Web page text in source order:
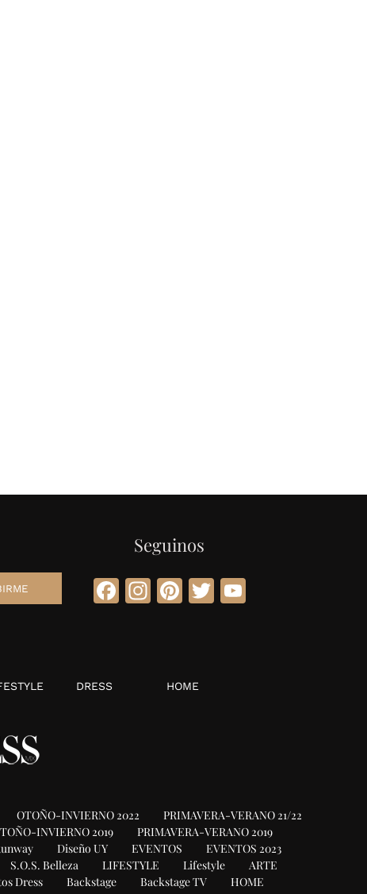
Seguinos
Facebook
Instagram
Pinterest
TwitterYouTube
DRESS HOME
OTOÑO-INVIERNO 2022
PRIMAVERA-VERANO 21/22
INVIERNO 2019
PRIMAVERA-VERANO 2019
Diseño UY EVENTOS
EVENTOS 2023
S.O.S. Belleza LIFESTYLE Lifestyle
ARTE
Dress Backstage Backstage TV HOME